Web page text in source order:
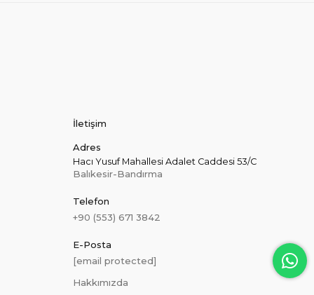
İletişim
Adres
Hacı Yusuf Mahallesi Adalet Caddesi 53/C
Balıkesir-Bandırma
Telefon
+90 (553) 671 3842
E-Posta
[email protected]
Hakkımızda